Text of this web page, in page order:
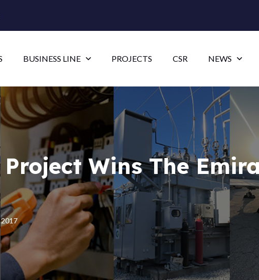
BUSINESS LINE PROJECTS CSR NEWS
Wins The